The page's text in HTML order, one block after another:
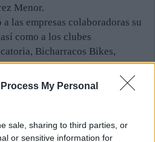
My Personal
sale, sharing to third parties, or
or sensitive information for
Menor.
las empresas colaboradoras su
como a los clubes
Bicharracos Bikes,
De igual modo cabe destacar
por segundo año
por la actividad y
actividad física. Por último, el
animó a los vecinos a